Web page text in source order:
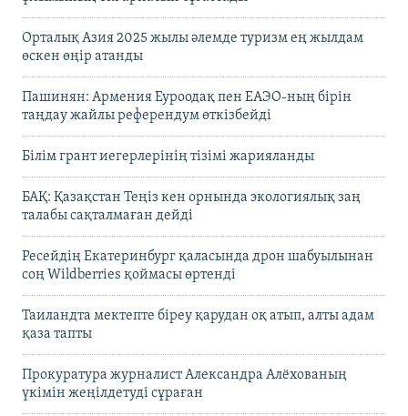
Орталық Азия 2025 жылы әлемде туризм ең жылдам
өскен өңір атанды
Пашинян: Армения Еуроодақ пен ЕАЭО-ның бірін
таңдау жайлы референдум өткізбейді
Білім грант иегерлерінің тізімі жарияланды
БАҚ: Қазақстан Теңіз кен орнында экологиялық заң
талабы сақталмаған дейді
Ресейдің Екатеринбург қаласында дрон шабуылынан
соң Wildberries қоймасы өртенді
Таиландта мектепте біреу қарудан оқ атып, алты адам
қаза тапты
Прокуратура журналист Александра Алёхованың
үкімін жеңілдетуді сұраған